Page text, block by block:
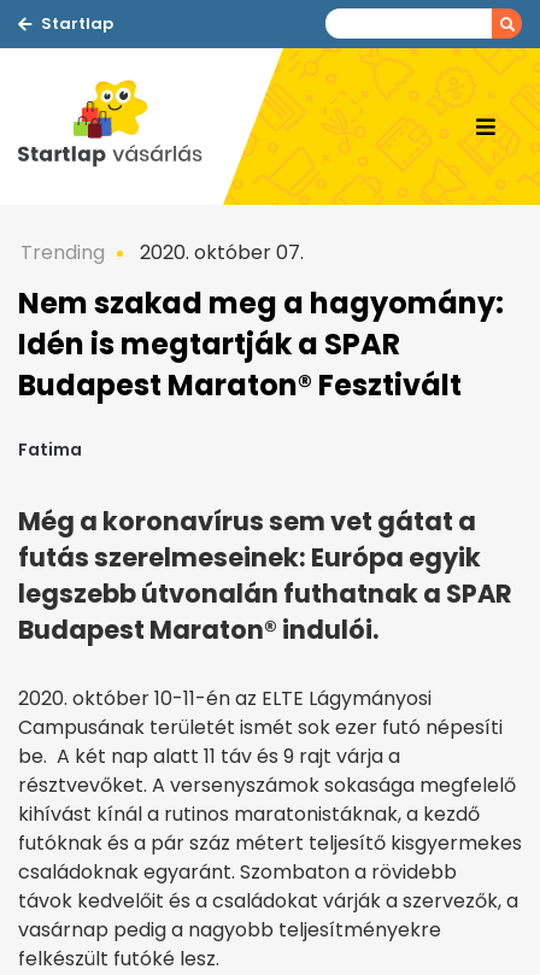
Startlap
Trending 2020. október 07.
Nem szakad meg a hagyomány:
Idén is megtartják a SPAR
Budapest Maraton® Fesztivált
Fatima
Még a koronavírus sem vet gátat a
futás szerelmeseinek: Európa egyik
legszebb útvonalán futhatnak a SPAR
Budapest Maraton® indulói.
2020. október 10-11-én az ELTE Lágymányosi
Campusának területét ismét sok ezer futó népesíti
be. A két nap alatt 11 táv és 9 rajt várja a
résztvevőket. A versenyszámok sokasága megfelelő
kihívást kínál a rutinos maratonistáknak, a kezdő
futóknak és a pár száz métert teljesítő kisgyermekes
családoknak egyaránt. Szombaton a rövidebb
távok kedvelőit és a családokat várják a szervezők, a
vasárnap pedig a nagyobb teljesítményekre
felkészült futóké lesz.